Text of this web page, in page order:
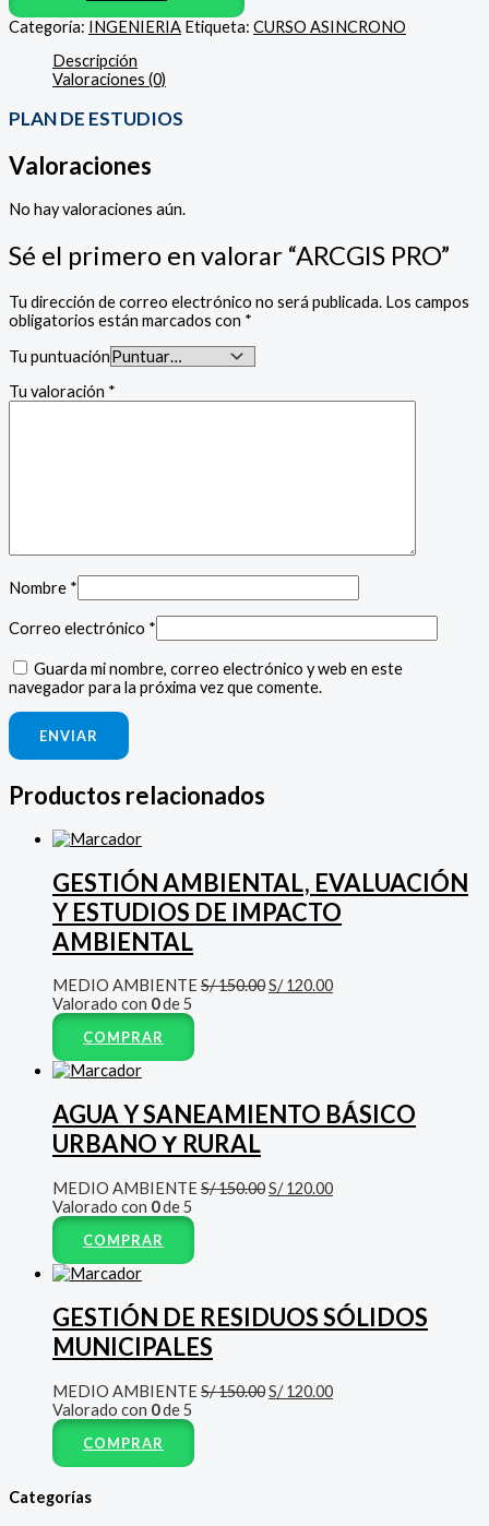
Categoría: INGENIERIA Etiqueta: CURSO ASINCRONO
Descripción
Valoraciones (0)
PLAN DE ESTUDIOS
Valoraciones
No hay valoraciones aún.
Sé el primero en valorar “ARCGIS PRO”
Tu dirección de correo electrónico no será publicada. Los campos
obligatorios están marcados con *
Tu puntuación
Tu valoración *
Nombre *
Correo electrónico *
Guarda mi nombre, correo electrónico y web en este
navegador para la próxima vez que comente.
Productos relacionados
GESTIÓN AMBIENTAL, EVALUACIÓN
Y ESTUDIOS DE IMPACTO
AMBIENTAL
MEDIO AMBIENTE S/150.00S/120.00
Valorado con 0de 5
COMPRAR
AGUA Y SANEAMIENTO BÁSICO
URBANO Υ RURAL
MEDIO AMBIENTE S/150.00S/120.00
Valorado con 0de 5
COMPRAR
GESTIÓN DE RESIDUOS SÓLIDOS
MUNICIPALES
MEDIO AMBIENTE S/150.00S/120.00
Valorado con 0de 5
COMPRAR
Categorías